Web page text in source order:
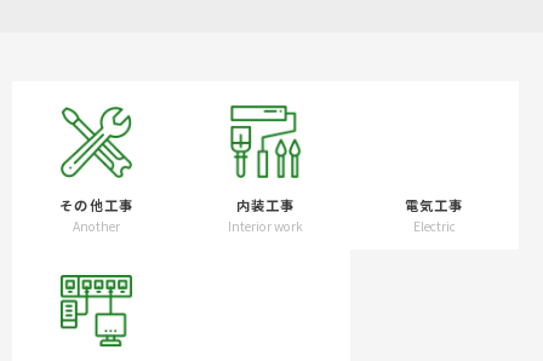
その他工事
Another
内装工事
Interior work
電気工事
Electric